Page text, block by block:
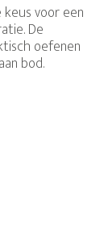
voor een
De
oefenen
bod.